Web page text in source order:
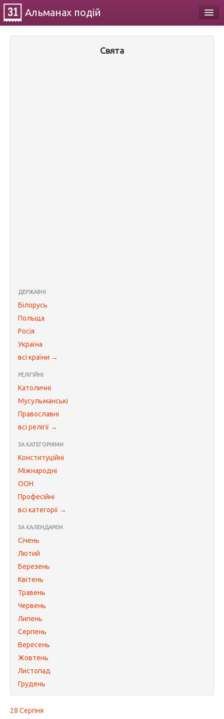
Альманах подій
Свята
ДЕРЖАВНІ
Білорусь
Польща
Росія
Україна
всі країни →
РЕЛІГІЙНІ
Католичні
Мусульманські
Православні
всі релігії →
ЗА КАТЕГОРІЯМИ
Конституційні
Міжнародні
ООН
Професійні
всі категорії →
ЗА КАЛЕНДАРЕМ
Січень
Лютий
Березень
Квітень
Травень
Червень
Липень
Серпень
Вересень
Жовтень
Листопад
Грудень
28 Серпня